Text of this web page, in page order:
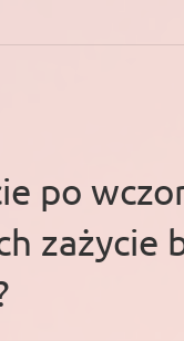
po
zażycie